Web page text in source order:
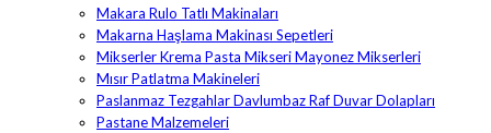
Makara Rulo Tatlı Makinaları
Makarna Haşlama Makinası Sepetleri
Mikserler Krema Pasta Mikseri Mayonez Mikserleri
Mısır Patlatma Makineleri
Paslanmaz Tezgahlar Davlumbaz Raf Duvar Dolapları
Pastane Malzemeleri